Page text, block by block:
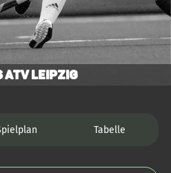
ATV Leipzig
Tabelle